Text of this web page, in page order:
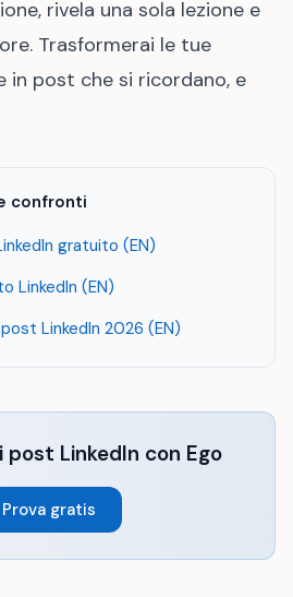
rivela una sola lezione e
Trasformerai le tue
in post che si ricordano, e
confronti
gratuito (EN)
LinkedIn (EN)
LinkedIn 2026 (EN)
post LinkedIn con Ego
Prova gratis